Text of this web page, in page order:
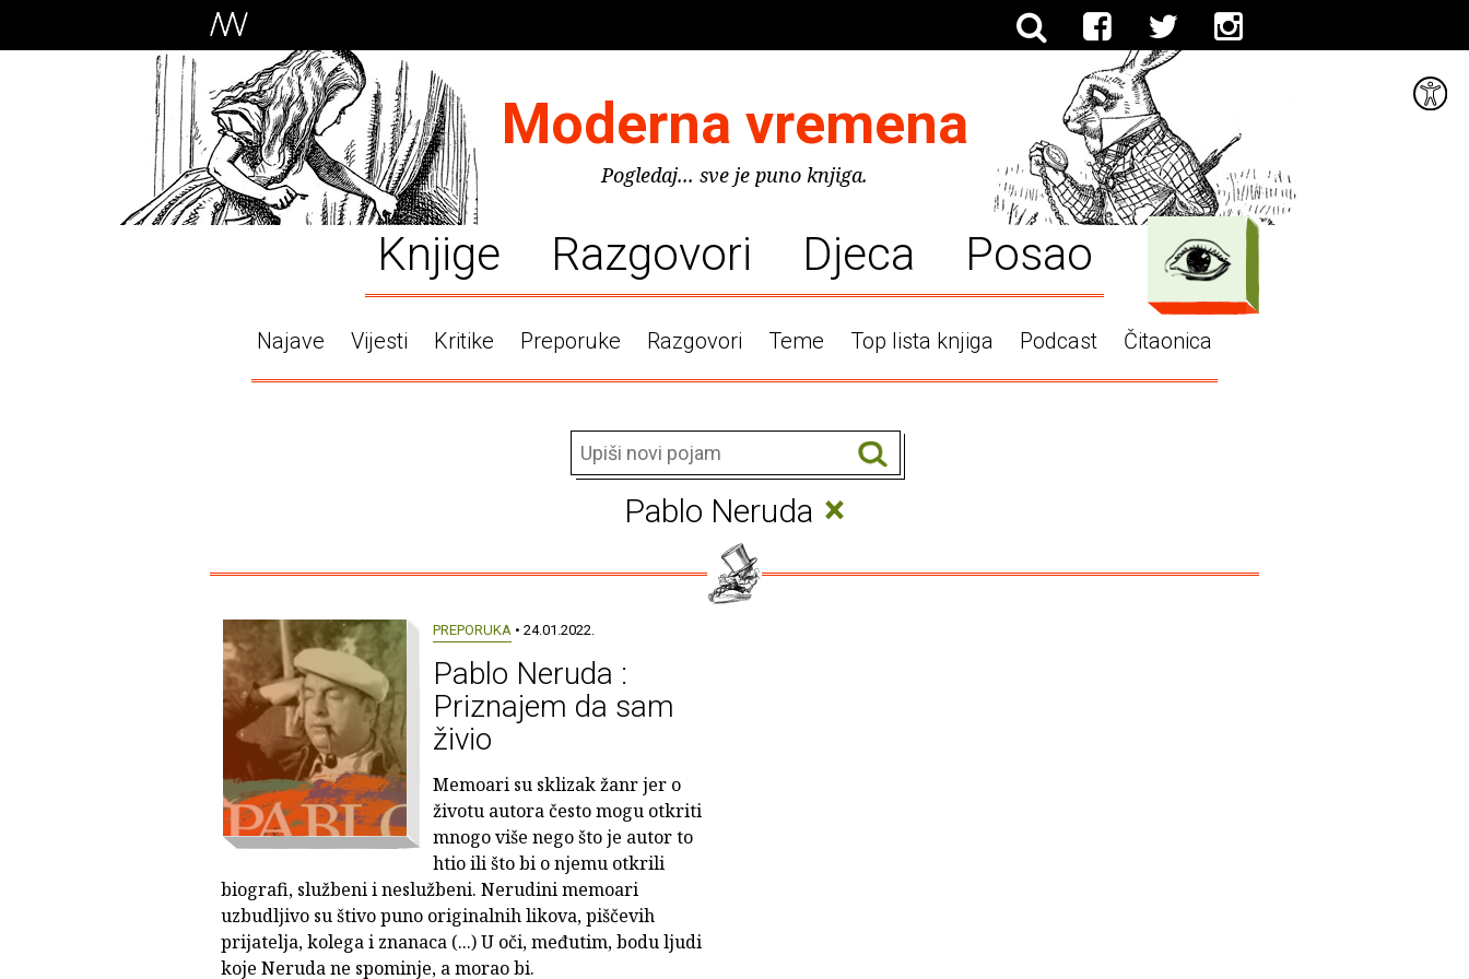
Moderna vremena
Pogledaj... sve je puno knjiga.
Knjige Razgovori Djeca Posao
Najave Vijesti Kritike Preporuke Razgovori Teme Top lista knjiga Podcast Čitaonica
Pablo Neruda ×
PREPORUKA • 24.01.2022.
Pablo Neruda :
Priznajem da sam
živio
Memoari su sklizak žanr jer o
životu autora često mogu otkriti
mnogo više nego što je autor to
htio ili što bi o njemu otkrili
biografi, službeni i neslužbeni. Nerudini memoari
uzbudljivo su štivo puno originalnih likova, piščevih
prijatelja, kolega i znanaca (...) U oči, međutim, bodu ljudi
koje Neruda ne spominje, a morao bi.